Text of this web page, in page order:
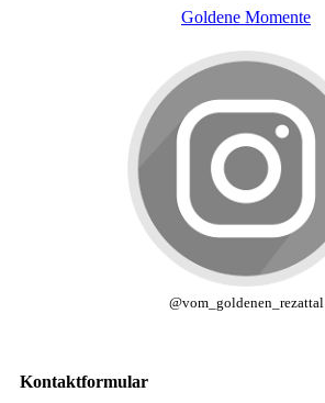
Goldene Momente
@vom_goldenen_rezattal
Kontaktformular